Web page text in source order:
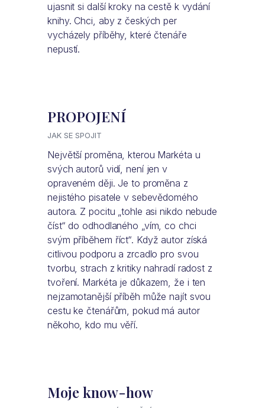
ujasnit si další kroky na cestě k vydání
knihy. Chci, aby z českých per
vycházely příběhy, které čtenáře
nepustí.
PROPOJENÍ
JAK SE SPOJIT
Největší proměna, kterou Markéta u
svých autorů vidí, není jen v
opraveném ději. Je to proměna z
nejistého pisatele v sebevědomého
autora. Z pocitu „tohle asi nikdo nebude
číst“ do odhodlaného „vím, co chci
svým příběhem říct“. Když autor získá
citlivou podporu a zrcadlo pro svou
tvorbu, strach z kritiky nahradí radost z
tvoření. Markéta je důkazem, že i ten
nejzamotanější příběh může najít svou
cestu ke čtenářům, pokud má autor
někoho, kdo mu věří.
Moje know-how